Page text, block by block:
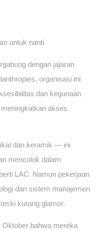
untuk nanti
organisasi ini
dan kegunaan
akses
dan keramik — ini
mencolok dalam
LAC. Namun pekerjaan
dan sistem manajemen
kurang glamor.
bahwa mereka